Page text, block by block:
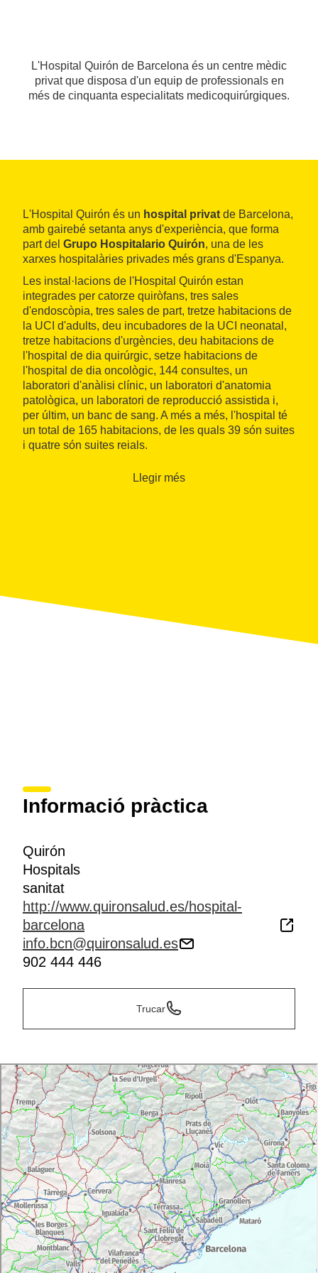
L'Hospital Quirón de Barcelona és un centre mèdic
privat que disposa d'un equip de professionals en
més de cinquanta especialitats medicoquirúrgiques.
L'Hospital Quirón és un hospital privat de Barcelona,
amb gairebé setanta anys d'experiència, que forma
part del Grupo Hospitalario Quirón, una de les
xarxes hospitalàries privades més grans d'Espanya.
Les instal·lacions de l'Hospital Quirón estan
integrades per catorze quiròfans, tres sales
d'endoscòpia, tres sales de part, tretze habitacions de
la UCI d'adults, deu incubadores de la UCI neonatal,
tretze habitacions d'urgències, deu habitacions de
l'hospital de dia quirúrgic, setze habitacions de
l'hospital de dia oncològic, 144 consultes, un
laboratori d'anàlisi clínic, un laboratori d'anatomia
patològica, un laboratori de reproducció assistida i,
per últim, un banc de sang. A més a més, l'hospital té
un total de 165 habitacions, de les quals 39 són suites
i quatre són suites reials.
cinquanta especialitats medicoquirúrgiques i, per tant,
Llegir més
Informació pràctica
Quirón
Hospitals
sanitat
http://www.quironsalud.es/hospital-
barcelona
info.bcn@quironsalud.es
902 444 446
Trucar